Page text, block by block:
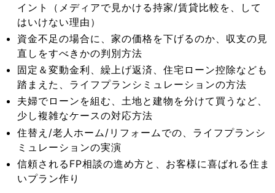
イント（メディアで見かける持家/賃貸比較を、して
はいけない理由）
資金不足の場合に、家の価格を下げるのか、収支の見
直しをすべきかの判別方法
固定＆変動金利、繰上げ返済、住宅ローン控除なども
踏まえた、ライフプランシミュレーションの方法
夫婦でローンを組む、土地と建物を分けて買うなど、
少し複雑なケースの対応方法
住替え/老人ホーム/リフォームでの、ライフプランシ
ミュレーションの実演
信頼されるFP相談の進め方と、お客様に喜ばれる住ま
いプラン作り